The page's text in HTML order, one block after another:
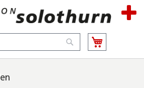
Suche